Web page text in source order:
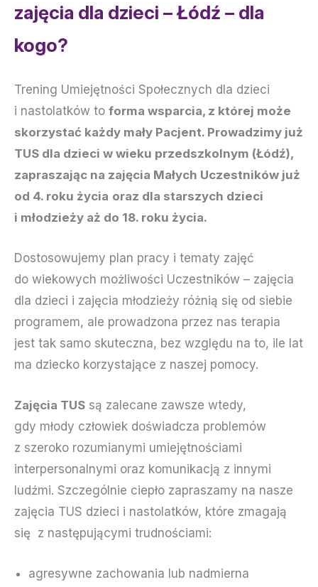
zajęcia dla dzieci – Łódź – dla
kogo?
Trening Umiejętności Społecznych dla dzieci
i nastolatków to forma wsparcia, z której może
skorzystać każdy mały Pacjent. Prowadzimy już
TUS dla dzieci w wieku przedszkolnym (Łódź),
zapraszając na zajęcia Małych Uczestników już
od 4. roku życia oraz dla starszych dzieci
i młodzieży aż do 18. roku życia.
Dostosowujemy plan pracy i tematy zajęć
do wiekowych możliwości Uczestników – zajęcia
dla dzieci i zajęcia młodzieży różnią się od siebie
programem, ale prowadzona przez nas terapia
jest tak samo skuteczna, bez względu na to, ile lat
ma dziecko korzystające z naszej pomocy.
Zajęcia TUS są zalecane zawsze wtedy,
gdy młody człowiek doświadcza problemów
z szeroko rozumianymi umiejętnościami
interpersonalnymi oraz komunikacją z innymi
ludźmi. Szczególnie ciepło zapraszamy na nasze
zajęcia TUS dzieci i nastolatków, które zmagają
się z następującymi trudnościami:
agresywne zachowania lub nadmierna